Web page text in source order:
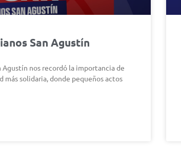
San Agustín
Agustín nos recordó la importancia de
solidaria, donde pequeños actos